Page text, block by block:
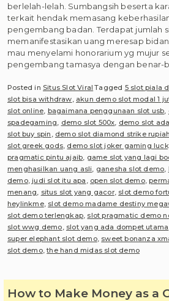
berlelah-lelah. Sumbangsih beserta
terkait hendak memasang
pengembang badan. Terdapat jumlah
memanifestasikan uang meresap
mau menyelami honorarium yg mujur
pengembang tamasya dengan benar-
Posted in Situs Slot Viral Tagged 5 slot piala
slot bisa withdraw, akun demo slot modal 1
slot online, bagaimana penggunaan slot usb,
spadegaming, demo slot 500x, demo slot
slot buy spin , demo slot diamond strike rupiah
slot greek gods, demo slot joker gaming
pragmatic pintu ajaib, game slot yang lagi
menghasilkan uang asli, ganesha slot demo,
demo,judi slot itu apa , open slot demo,
menang, situs slot yang gacor, slot demo
heylinkme, slot demo madame destiny
slot demo terlengkap, slot pragmatic demo
slot wwg demo, slot yang ada dompet utama
super elephant slot demo, sweet bonanza
slot demo,the hand midas slot demo
How to Make Money as a